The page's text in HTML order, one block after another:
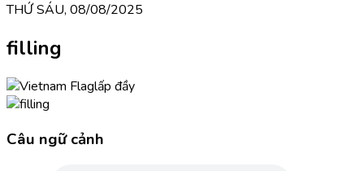
THỨ SÁU, 08/08/2025
filling
lấp đầy
Câu ngữ cảnh